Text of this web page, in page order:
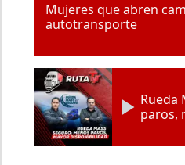
Mujeres que abren
autotransporte
Rueda
paros,